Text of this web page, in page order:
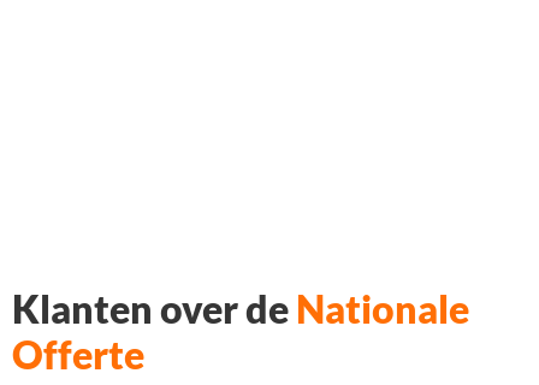
Klanten over de Nationale
Offerte